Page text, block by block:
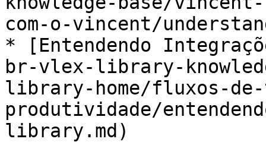
com-o-vincent/
* [Entendendo
br-vlex-library-
library-home/fluxos-
produtividade/
library.md)